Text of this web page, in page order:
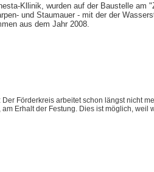
Kllinik, wurden auf der Baustelle
und Staumauer - mit der der
aus dem Jahr 2008.
Förderkreis arbeitet schon längst nicht
Erhalt der Festung. Dies ist möglich,